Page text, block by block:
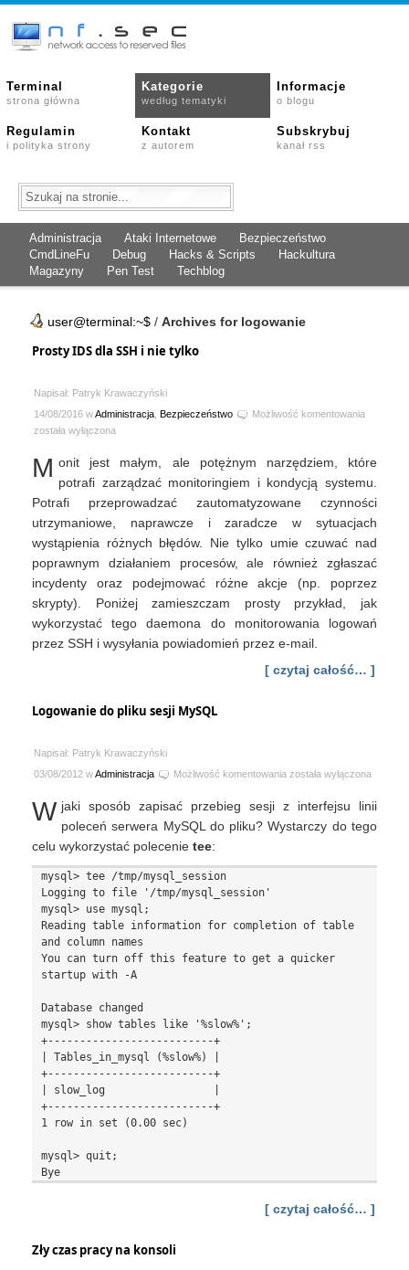
Terminal
strona główna
Kategorie
według tematyki
Informacje
o blogu
Regulamin
i polityka strony
Kontakt
z autorem
Subskrybuj
kanał rss
Administracja Ataki Internetowe
Bezpieczeństwo
CmdLineFu
Debug Hacks & Scripts
Hackultura
Magazyny
Pen Test Techblog
user@terminal:~$ / Archives for logowanie
Prosty IDS dla SSH i nie tylko
Napisał: Patryk Krawaczyński
14/08/2016 wAdministracja Bezpieczeństwo Możliwość komentowania
SSH
i
została wyłączona
M onit jest małym, ale potężnym narzędziem, które
potrafi zarządzać monitoringiem i kondycją systemu.
Potrafi przeprowadzać zautomatyzowane czynności
utrzymaniowe, naprawcze i zaradcze w sytuacjach
wystąpienia różnych błędów. Nie tylko umie czuwać nad
poprawnym działaniem procesów, ale również zgłaszać
incydenty oraz podejmować różne akcje (np. poprzez
skrypty). Poniżej zamieszczam prosty przykład, jak
wykorzystać tego daemona do monitorowania logowań
przez SSH i wysyłania powiadomień przez e-mail.
[ czytaj całość… ]
Logowanie do pliku sesji MySQL
Napisał: Patryk Krawaczyński
03/08/2012 wAdministracja Możliwość komentowania Logowanie
pliku
sesji
została wyłączona
W jaki sposób zapisać przebieg sesji z interfejsu linii
poleceń serwera MySQL do pliku? Wystarczy do tego
celu wykorzystać polecenie tee:
mysql> tee /tmp/mysql_session
Logging to file '/tmp/mysql_session'
mysql> use mysql;
Reading table information for completion of table
and column names
You can turn off this feature to get a quicker
startup with -A
Database changed
mysql> show tables like '%slow%';
+--------------------------+
| Tables_in_mysql (%slow%) |
+--------------------------+
| slow_log                 |
+--------------------------+
1 row in set (0.00 sec)
mysql> quit;
[ czytaj całość… ]
Zły czas pracy na konsoli